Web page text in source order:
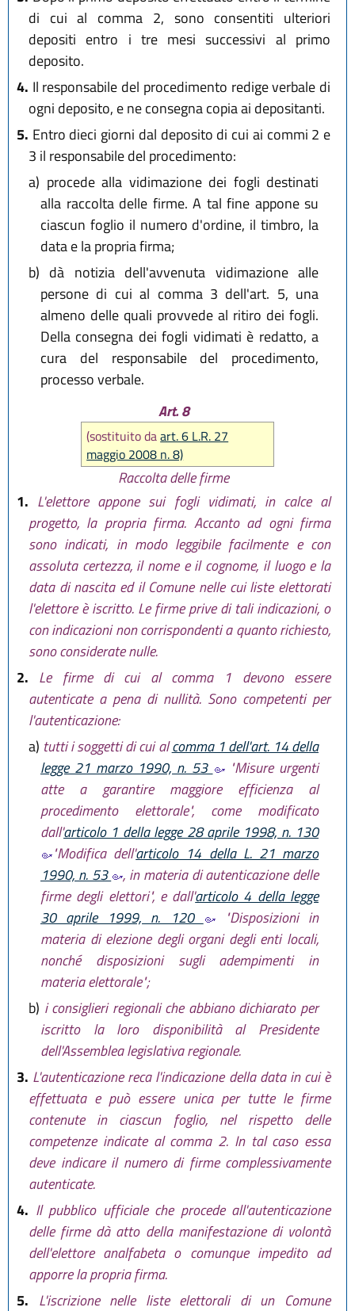
di cui al comma 2, sono consentiti ulteriori
depositi entro i tre mesi successivi al primo
deposito.
4. Il responsabile del procedimento redige verbale di
ogni deposito, e ne consegna copia ai depositanti.
5. Entro dieci giorni dal deposito di cui ai commi 2 e
3 il responsabile del procedimento:
a) procede alla vidimazione dei fogli destinati
alla raccolta delle firme. A tal fine appone su
ciascun foglio il numero d'ordine, il timbro, la
data e la propria firma;
b) dà notizia dell'avvenuta vidimazione alle
persone di cui al comma 3 dell'art. 5, una
almeno delle quali provvede al ritiro dei fogli.
Della consegna dei fogli vidimati è redatto, a
cura del responsabile del procedimento,
processo verbale.
Art. 8
(sostituito daart. 6 L.R. 27
maggio 2008 n. 8)
Raccolta delle firme
1. L'elettore appone sui fogli vidimati, in calce al
progetto, la propria firma. Accanto ad ogni firma
sono indicati, in modo leggibile facilmente e con
assoluta certezza, il nome e il cognome, il luogo e la
data di nascita ed il Comune nelle cui liste elettorati
l'elettore è iscritto. Le firme prive di tali indicazioni, o
con indicazioni non corrispondenti a quanto richiesto,
sono considerate nulle.
2. Le firme di cui al comma 1 devono essere
autenticate a pena di nullità. Sono competenti per
l'autenticazione:
a) tutti i soggetti di cui alcomma 1 dell'art. 14 della
legge 21 marzo 1990, n. 53
"Misure urgenti
atte a garantire maggiore efficienza al
procedimento elettorale", come modificato
dall'articolo 1 della legge 28 aprile 1998, n. 130
"Modifica dell'articolo 14 della L. 21 marzo
1990, n. 53
, in materia di autenticazione delle
firme degli elettori", e dall'articolo 4 della legge
30 aprile 1999, n. 120
"Disposizioni in
materia di elezione degli organi degli enti locali,
nonché disposizioni sugli adempimenti in
materia elettorale";
b) i consiglieri regionali che abbiano dichiarato per
iscritto la loro disponibilità al Presidente
dell'Assemblea legislativa regionale.
3. L'autenticazione reca l'indicazione della data in cui è
effettuata e può essere unica per tutte le firme
contenute in ciascun foglio, nel rispetto delle
competenze indicate al comma 2. In tal caso essa
deve indicare il numero di firme complessivamente
autenticate.
4. Il pubblico ufficiale che procede all'autenticazione
delle firme dà atto della manifestazione di volontà
dell'elettore analfabeta o comunque impedito ad
apporre la propria firma.
5. L'iscrizione nelle liste elettorali di un Comune